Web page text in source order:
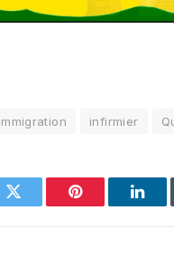
immigration infirmier
Twitter Pinterest